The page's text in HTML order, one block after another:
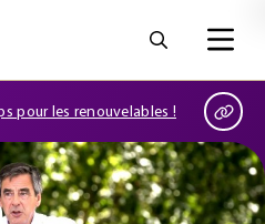
pour les renouvelables !